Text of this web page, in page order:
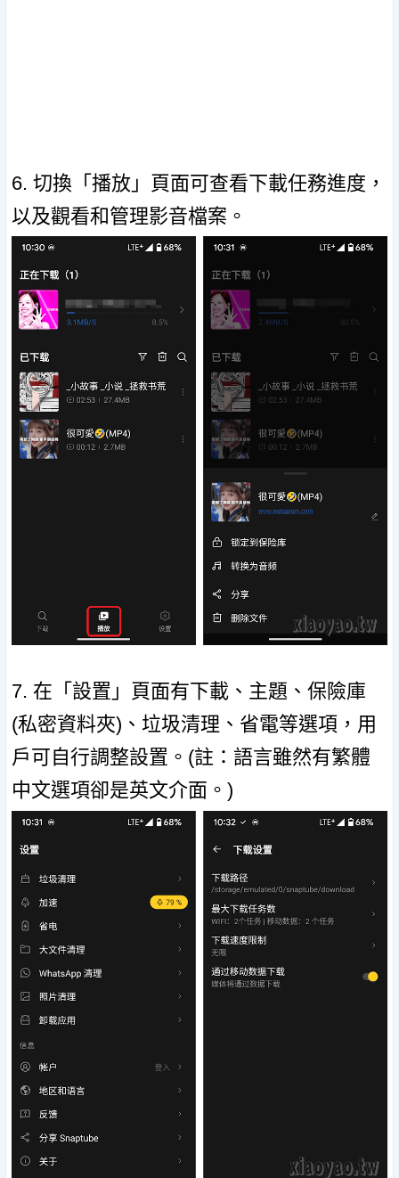
6. 切換「播放」頁面可查看下載任務進度，
以及觀看和管理影音檔案。
7. 在「設置」頁面有下載、主題、保險庫
(私密資料夾)、垃圾清理、省電等選項，用
戶可自行調整設置。(註：語言雖然有繁體
中文選項卻是英文介面。)